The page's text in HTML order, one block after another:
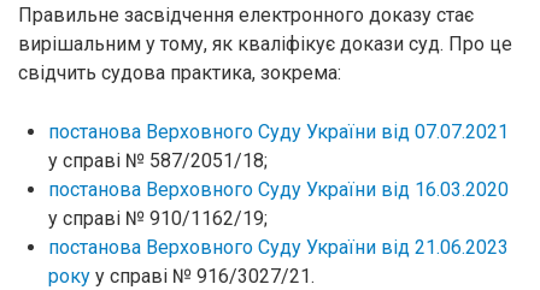
Правильне засвідчення електронного доказу стає
вирішальним у тому, як кваліфікує докази суд. Про це
свідчить судова практика, зокрема:
постанова Верховного Суду України від 07.07.2021
у справі № 587/2051/18;
постанова Верховного Суду України від 16.03.2020
у справі № 910/1162/19;
постанова Верховного Суду України від 21.06.2023
року у справі № 916/3027/21.